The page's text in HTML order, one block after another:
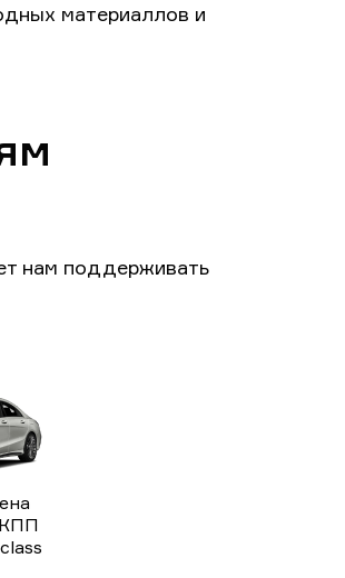
материаллов и
нам поддерживать